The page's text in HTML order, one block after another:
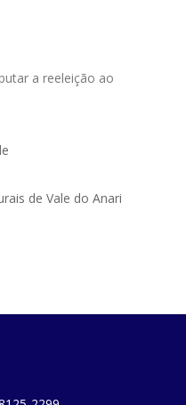
a reeleição ao